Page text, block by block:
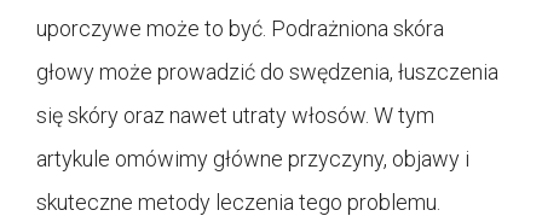
uporczywe może to być. Podrażniona skóra
głowy może prowadzić do swędzenia, łuszczenia
się skóry oraz nawet utraty włosów. W tym
artykule omówimy główne przyczyny, objawy i
skuteczne metody leczenia tego problemu.